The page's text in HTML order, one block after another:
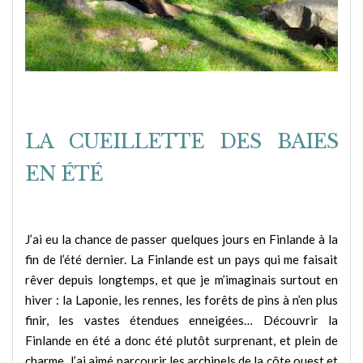
LA CUEILLETTE DES BAIES
EN ÉTÉ
J’ai eu la chance de passer quelques jours en Finlande à la
fin de l’été dernier. La Finlande est un pays qui me faisait
rêver depuis longtemps, et que je m’imaginais surtout en
hiver : la Laponie, les rennes, les forêts de pins à n’en plus
finir, les vastes étendues enneigées… Découvrir la
Finlande en été a donc été plutôt surprenant, et plein de